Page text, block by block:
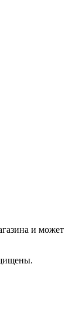
и может